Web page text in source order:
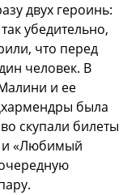
двух героинь:
убедительно,
что перед
человек. В
и ее
была
скупали билеты
и «Любимый